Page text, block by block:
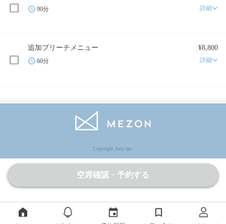
90分 詳細
追加ブリーチメニュー ¥8,800
60分 詳細
空席確認・予約する
Copyright Jocy inc.